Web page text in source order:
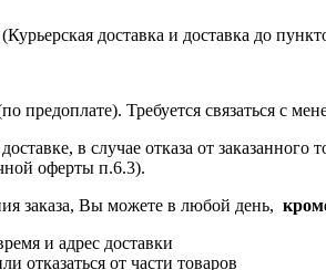
доставка и доставка до
предоплате). Требуется связаться с
в случае отказа от
оферты п.6.3).
заказа, Вы можете в любой день,
и адрес доставки
отказаться от части товаров